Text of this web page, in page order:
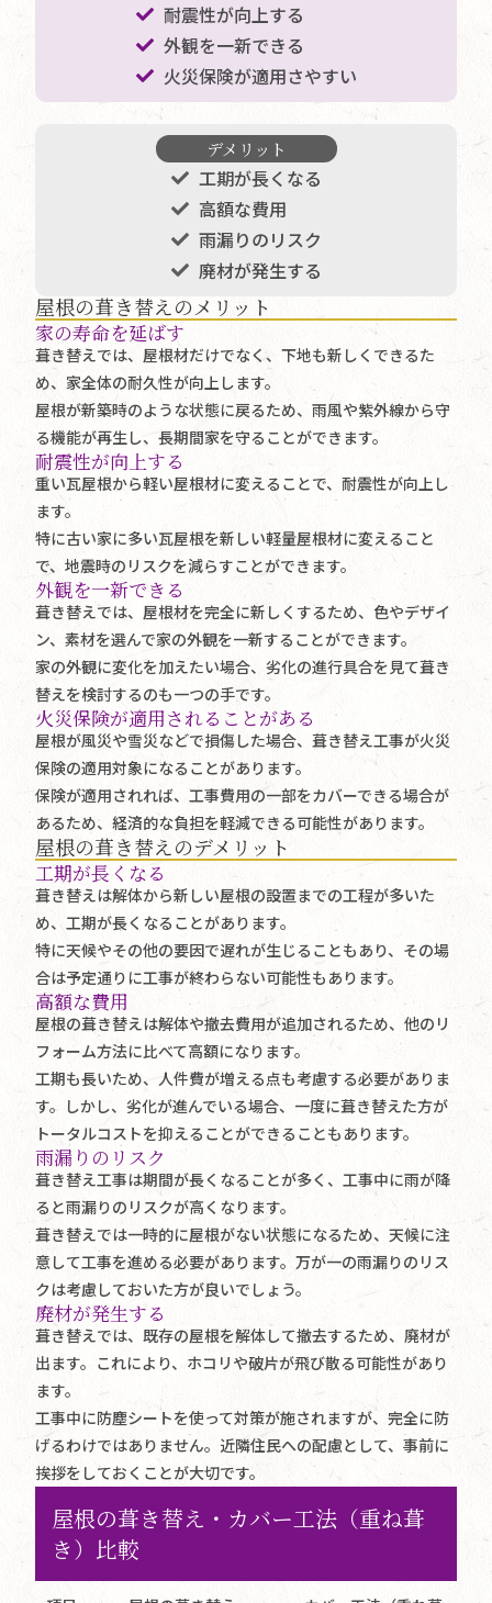
耐震性が向上する
外観を一新できる
火災保険が適用さやすい
デメリット
工期が長くなる
高額な費用
雨漏りのリスク
廃材が発生する
屋根の葺き替えのメリット
家の寿命を延ばす
葺き替えでは、屋根材だけでなく、下地も新しくできるた
め、家全体の耐久性が向上します。
屋根が新築時のような状態に戻るため、雨風や紫外線から守
る機能が再生し、長期間家を守ることができます。
耐震性が向上する
重い瓦屋根から軽い屋根材に変えることで、耐震性が向上し
ます。
特に古い家に多い瓦屋根を新しい軽量屋根材に変えること
で、地震時のリスクを減らすことができます。
外観を一新できる
葺き替えでは、屋根材を完全に新しくするため、色やデザイ
ン、素材を選んで家の外観を一新することができます。
家の外観に変化を加えたい場合、劣化の進行具合を見て葺き
替えを検討するのも一つの手です。
火災保険が適用されることがある
屋根が風災や雪災などで損傷した場合、葺き替え工事が火災
保険の適用対象になることがあります。
保険が適用されれば、工事費用の一部をカバーできる場合が
あるため、経済的な負担を軽減できる可能性があります。
屋根の葺き替えのデメリット
工期が長くなる
葺き替えは解体から新しい屋根の設置までの工程が多いた
め、工期が長くなることがあります。
特に天候やその他の要因で遅れが生じることもあり、その場
合は予定通りに工事が終わらない可能性もあります。
高額な費用
屋根の葺き替えは解体や撤去費用が追加されるため、他のリ
フォーム方法に比べて高額になります。
工期も長いため、人件費が増える点も考慮する必要がありま
す。しかし、劣化が進んでいる場合、一度に葺き替えた方が
トータルコストを抑えることができることもあります。
雨漏りのリスク
葺き替え工事は期間が長くなることが多く、工事中に雨が降
ると雨漏りのリスクが高くなります。
葺き替えでは一時的に屋根がない状態になるため、天候に注
意して工事を進める必要があります。万が一の雨漏りのリス
クは考慮しておいた方が良いでしょう。
廃材が発生する
葺き替えでは、既存の屋根を解体して撤去するため、廃材が
出ます。これにより、ホコリや破片が飛び散る可能性があり
ます。
工事中に防塵シートを使って対策が施されますが、完全に防
げるわけではありません。近隣住民への配慮として、事前に
挨拶をしておくことが大切です。
屋根の葺き替え・カバー工法（重ね葺
き）比較